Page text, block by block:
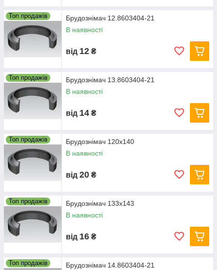
Топ продажів
Брудознімач 12.8603404-21
В наявності
від 12 ₴
Топ продажів
Брудознімач 13.8603404-21
В наявності
від 14 ₴
Топ продажів
Брудознімач 120х140
В наявності
від 20 ₴
Топ продажів
Брудознімач 133х143
В наявності
від 16 ₴
Топ продажів
Брудознімач 14.8603404-21